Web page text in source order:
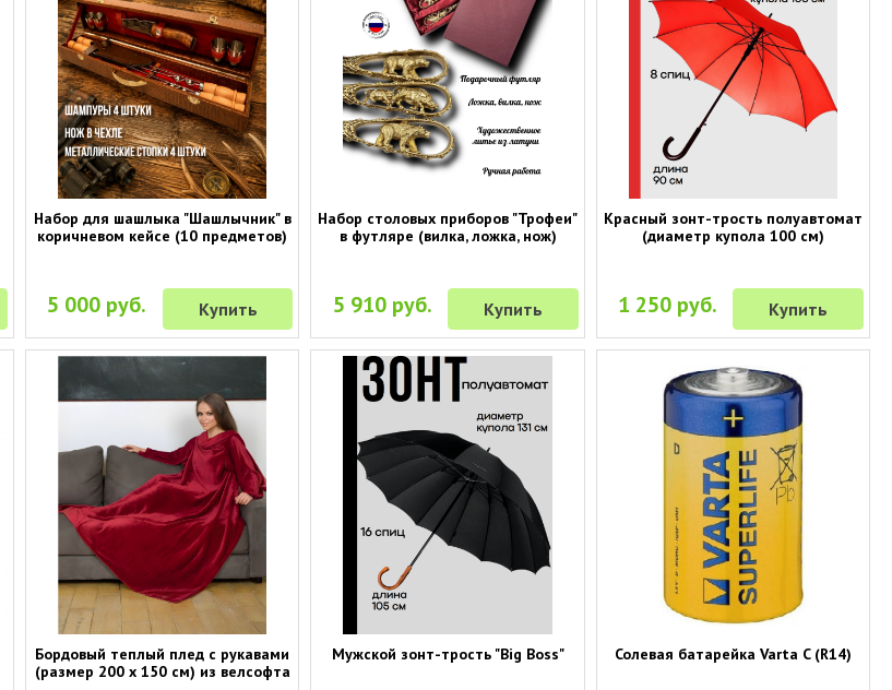
Набор для шашлыка "Шашлычник" в
коричневом кейсе (10 предметов)
5 000 руб. Купить
Набор столовых приборов "Трофеи"
в футляре (вилка, ложка, нож)
5 910 руб. Купить
Красный зонт-трость полуавтомат
(диаметр купола 100 см)
1 250 руб. Купить
Бордовый теплый плед с рукавами
(размер 200 х 150 см) из велсофта
Мужской зонт-трость "Big Boss" Солевая батарейка Varta C (R14)